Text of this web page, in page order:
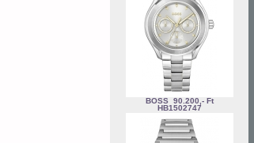
BOSS 90.200,- Ft
HB1502747